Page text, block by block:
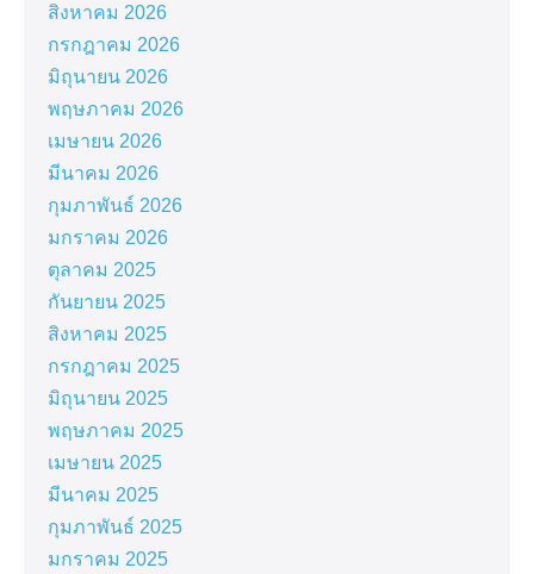
สิงหาคม 2026
กรกฎาคม 2026
มิถุนายน 2026
พฤษภาคม 2026
เมษายน 2026
มีนาคม 2026
กุมภาพันธ์ 2026
มกราคม 2026
ตุลาคม 2025
กันยายน 2025
สิงหาคม 2025
กรกฎาคม 2025
มิถุนายน 2025
พฤษภาคม 2025
เมษายน 2025
มีนาคม 2025
กุมภาพันธ์ 2025
มกราคม 2025